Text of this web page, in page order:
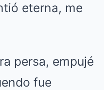
eterna, me
persa, empujé
fue